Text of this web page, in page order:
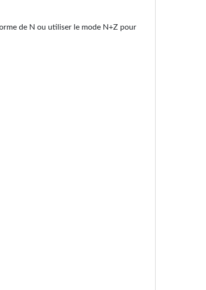
de N ou utiliser le mode N+Z pour